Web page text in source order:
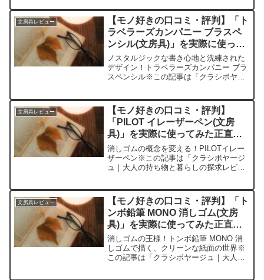
日、編集部が紹介したいのが「三菱鉛筆
ポスカ 太字・中字セット...
文房具レビュー
【モノ好きの口コミ・評判】「ト
ラベラーズカンパニー ブラスペ
ンシル(文房具)」を実際に使って
みた正直感想
ノスタルジックな書き心地と洗練された
デザイン！トラベラーズカンパニー ブラ
スペンシル※この記事は「クラシボヤー
ービスへの口コミ今日、編集部が紹介し
たいのが「トラベラーズ...
文房具レビュー
【モノ好きの口コミ・評判】
「PILOT イレーザーペン(文房
具)」を実際に使ってみた正直感
想
消しゴムの概念を変える！PILOTイレー
ザーペン※この記事は「クラシボヤージ
ュ｜大人の持ち物と暮らしの探求レビュ
いのが「PILOTイレーザーペン」です。
この革新的な文房...
文房具レビュー
【モノ好きの口コミ・評判】「ト
ンボ鉛筆 MONO 消しゴム(文房
具)」を実際に使ってみた正直感
想
消しゴムの王様！トンボ鉛筆 MONO 消
しゴムで描く、クリーンな紙面の世界※
この記事は「クラシボヤージュ｜大人の